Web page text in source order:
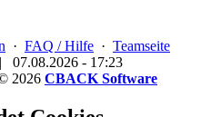
· FAQ / Hilfe · Teamseite
07.08.2026 - 17:23
2026 CBACK Software